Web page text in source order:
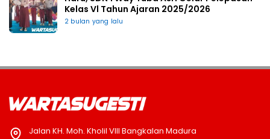
Kelas Vl Tahun Ajaran 2025/2026
2 bulan yang lalu
Jalan KH. Moh. Kholil VIII Bangkalan Madura